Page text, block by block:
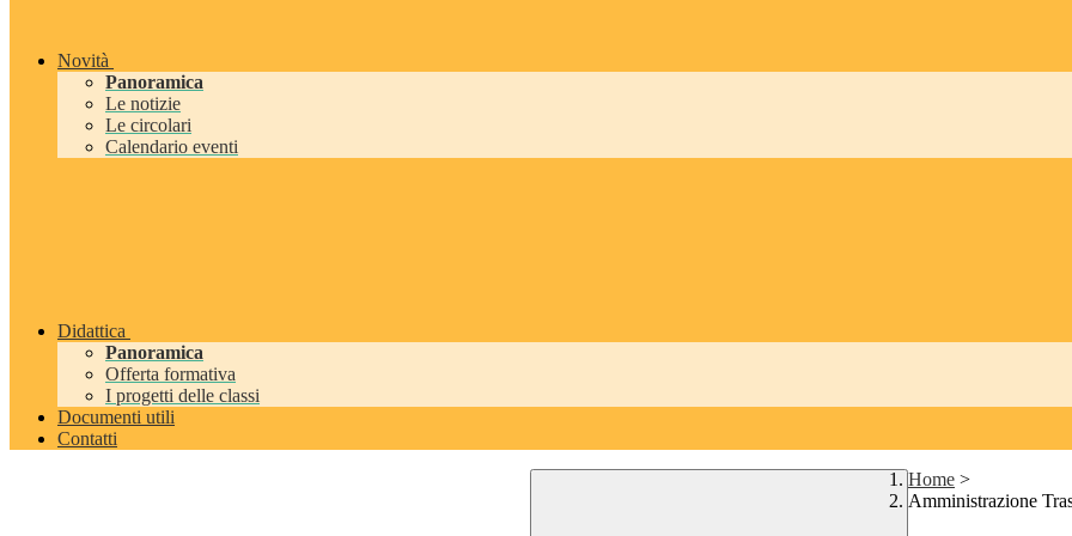
Novità
Panoramica
Le notizie
Le circolari
Calendario eventi
Didattica
Panoramica
Offerta formativa
I progetti delle classi
Documenti utili
Contatti
Home >
Amministrazione